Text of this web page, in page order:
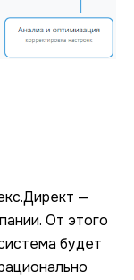
—
От этого
будет